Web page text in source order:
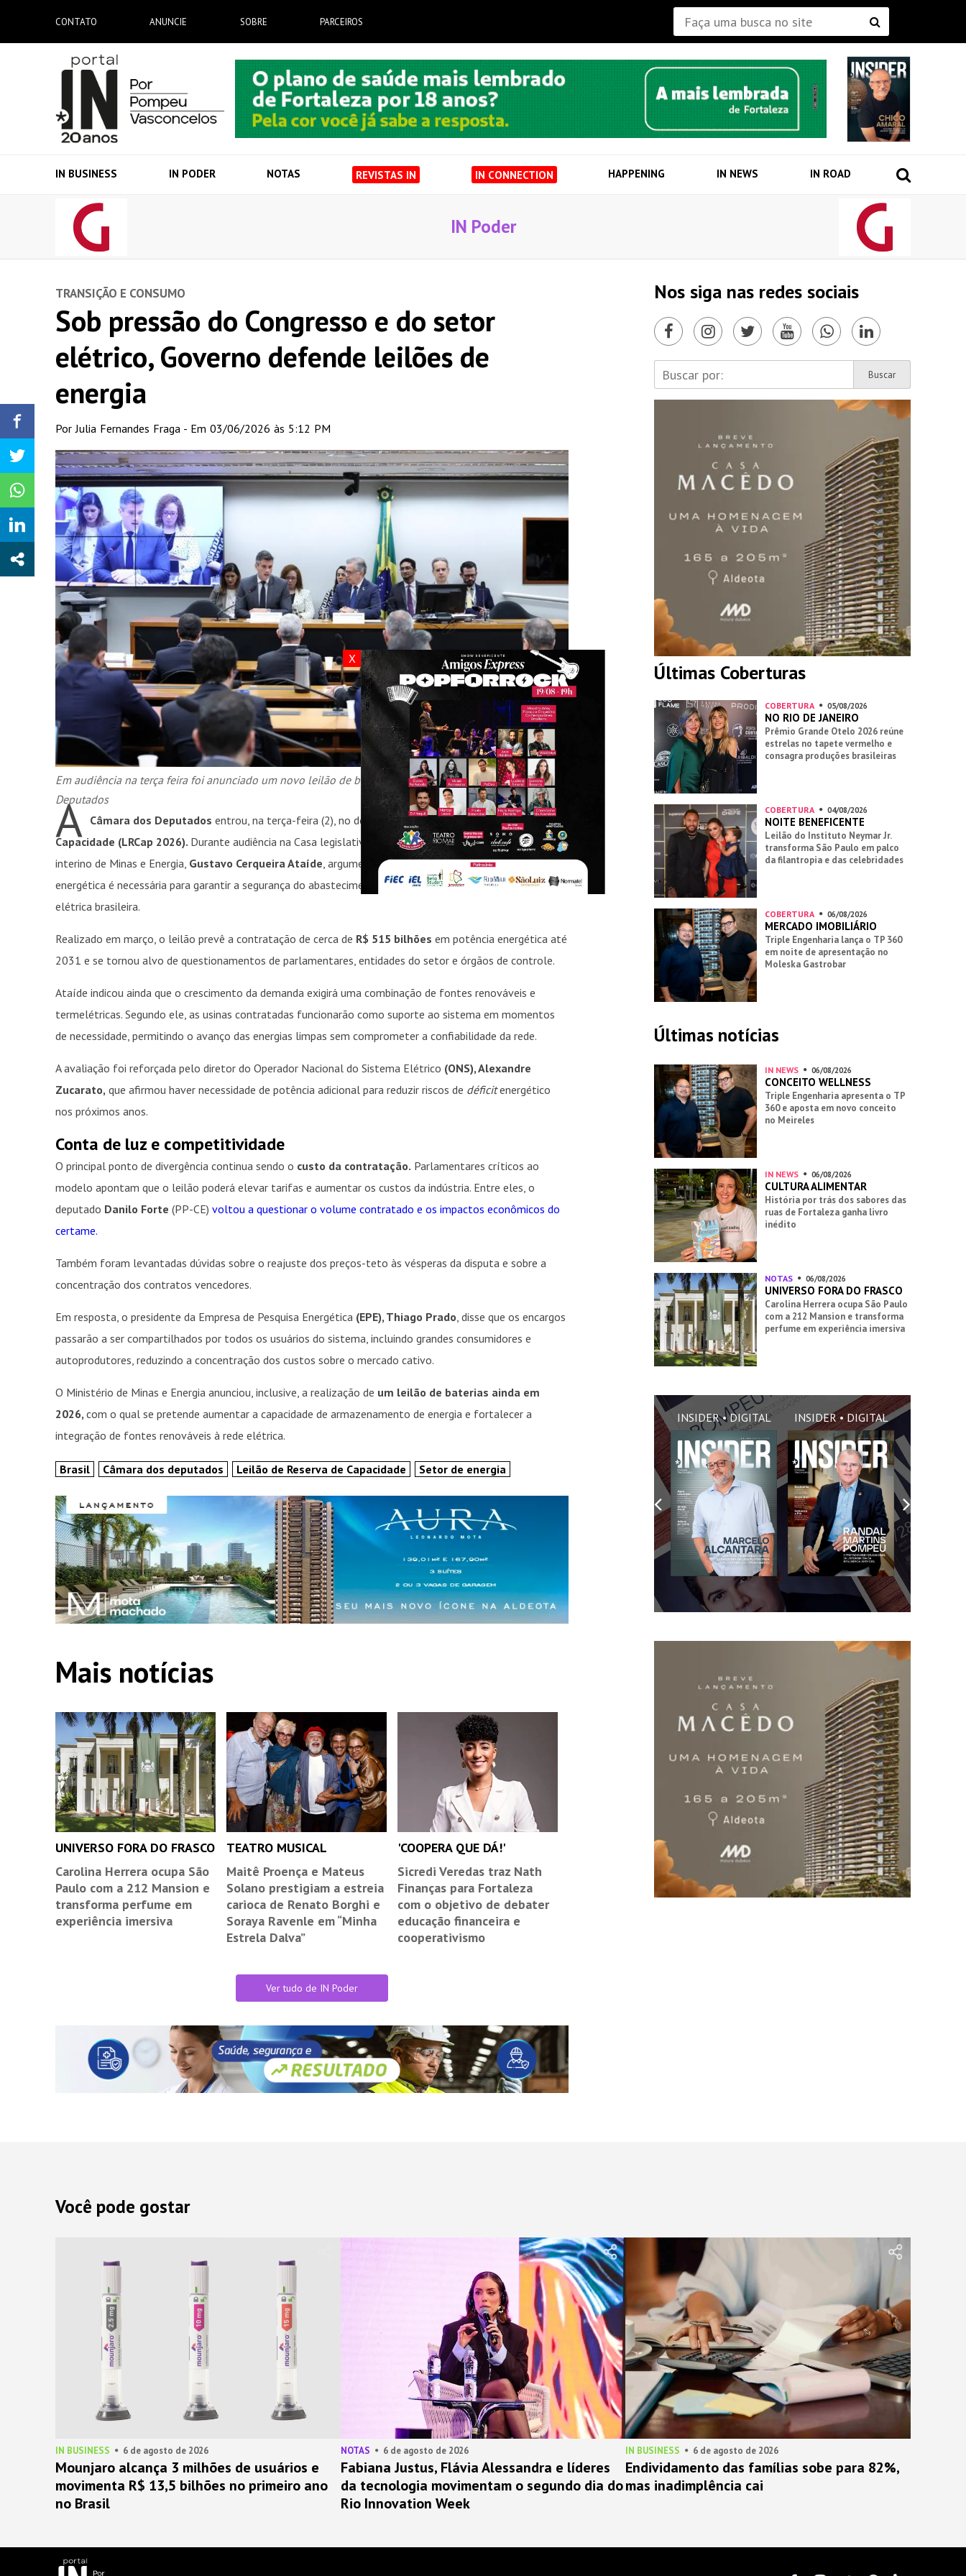
CONTATO ANUNCIE SOBRE PARCEIROS
IN BUSINESS IN PODER NOTAS REVISTAS IN IN CONNECTION HAPPENING IN NEWS IN ROAD
IN Poder
TRANSIÇÃO E CONSUMO
Sob pressão do Congresso e do setor
elétrico, Governo defende leilões de
energia
Por Julia Fernandes Fraga - Em 03/06/2026 às 5:12 PM
Em audiência na terça feira foi anunciado um novo leilão de baterias. Foto: Kayo Magalhães/Câmara dos
Deputados
A Câmara dos Deputados entrou, na terça-feira (2), no debate sobre oLeilão de Reserva de
Capacidade (LRCap 2026). Durante audiência na Casa legislativa, ao defender o certame, o ministro
interino de Minas e Energia, Gustavo Cerqueira Ataíde , argumentou que a contratação de reserva
energética é necessária para garantir a segurança do abastecimento e sustentar a expansão da matriz
elétrica brasileira.
Realizado em março, o leilão prevê a contratação de cerca de R$ 515 bilhões em potência energética até
2031 e se tornou alvo de questionamentos de parlamentares, entidades do setor e órgãos de controle.
Ataíde indicou ainda que o crescimento da demanda exigirá uma combinação de fontes renováveis e
termelétricas. Segundo ele, as usinas contratadas funcionarão como suporte ao sistema em momentos
de necessidade, permitindo o avanço das energias limpas sem comprometer a confiabilidade da rede.
A avaliação foi reforçada pelo diretor do Operador Nacional do Sistema Elétrico (ONS), Alexandre
Zucarato, que afirmou haver necessidade de potência adicional para reduzir riscos de déficitenergético
nos próximos anos.
Conta de luz e competitividade
O principal ponto de divergência continua sendo o custo da contratação. Parlamentares críticos ao
modelo apontam que o leilão poderá elevar tarifas e aumentar os custos da indústria. Entre eles, o
deputado Danilo Forte (PP-CE) voltou a questionar o volume contratado e os impactos econômicos do
certame.
Também foram levantadas dúvidas sobre o reajuste dos preços-teto às vésperas da disputa e sobre a
concentração dos contratos vencedores.
Em resposta, o presidente da Empresa de Pesquisa Energética (EPE), Thiago Prado , disse que os encargos
passarão a ser compartilhados por todos os usuários do sistema, incluindo grandes consumidores e
autoprodutores, reduzindo a concentração dos custos sobre o mercado cativo.
O Ministério de Minas e Energia anunciou, inclusive, a realização de um leilão de baterias ainda em
2026, com o qual se pretende aumentar a capacidade de armazenamento de energia e fortalecer a
integração de fontes renováveis à rede elétrica.
Brasil Câmara dos deputados Leilão de Reserva de Capacidade Setor de energia
Mais notícias
UNIVERSO FORA DO FRASCO
Carolina Herrera ocupa São
Paulo com a 212 Mansion e
transforma perfume em
experiência imersiva
TEATRO MUSICAL
Maitê Proença e Mateus
Solano prestigiam a estreia
carioca de Renato Borghi e
Soraya Ravenle em “Minha
Estrela Dalva”
'COOPERA QUE DÁ!'
Sicredi Veredas traz Nath
Finanças para Fortaleza
com o objetivo de debater
educação financeira e
cooperativismo
Ver tudo de IN Poder
Nos siga nas redes sociais
Últimas Coberturas
COBERTURA 05/08/2026
NO RIO DE JANEIRO
Prêmio Grande Otelo 2026 reúne
estrelas no tapete vermelho e
consagra produções brasileiras
COBERTURA 04/08/2026
NOITE BENEFICENTE
Leilão do Instituto Neymar Jr.
transforma São Paulo em palco
da filantropia e das celebridades
COBERTURA 06/08/2026
MERCADO IMOBILIÁRIO
Triple Engenharia lança o TP 360
em noite de apresentação no
Moleska Gastrobar
Últimas notícias
IN NEWS 06/08/2026
CONCEITO WELLNESS
Triple Engenharia apresenta o TP
360 e aposta em novo conceito
no Meireles
IN NEWS 06/08/2026
CULTURA ALIMENTAR
História por trás dos sabores das
ruas de Fortaleza ganha livro
inédito
NOTAS 06/08/2026
UNIVERSO FORA DO FRASCO
Carolina Herrera ocupa São Paulo
com a 212 Mansion e transforma
perfume em experiência imersiva
INSIDER • DIGITAL INSIDER • DIGITAL INSIDER • DIGITAL INSIDER • DIGITAL
Você pode gostar
IN BUSINESS 6 de agosto de 2026
Mounjaro alcança 3 milhões de usuários e
movimenta R$ 13,5 bilhões no primeiro ano
no Brasil
NOTAS 6 de agosto de 2026
Fabiana Justus, Flávia Alessandra e líderes
da tecnologia movimentam o segundo dia do
Rio Innovation Week
IN BUSINESS 6 de agosto de 2026
Endividamento das famílias sobe para 82%,
mas inadimplência cai
X